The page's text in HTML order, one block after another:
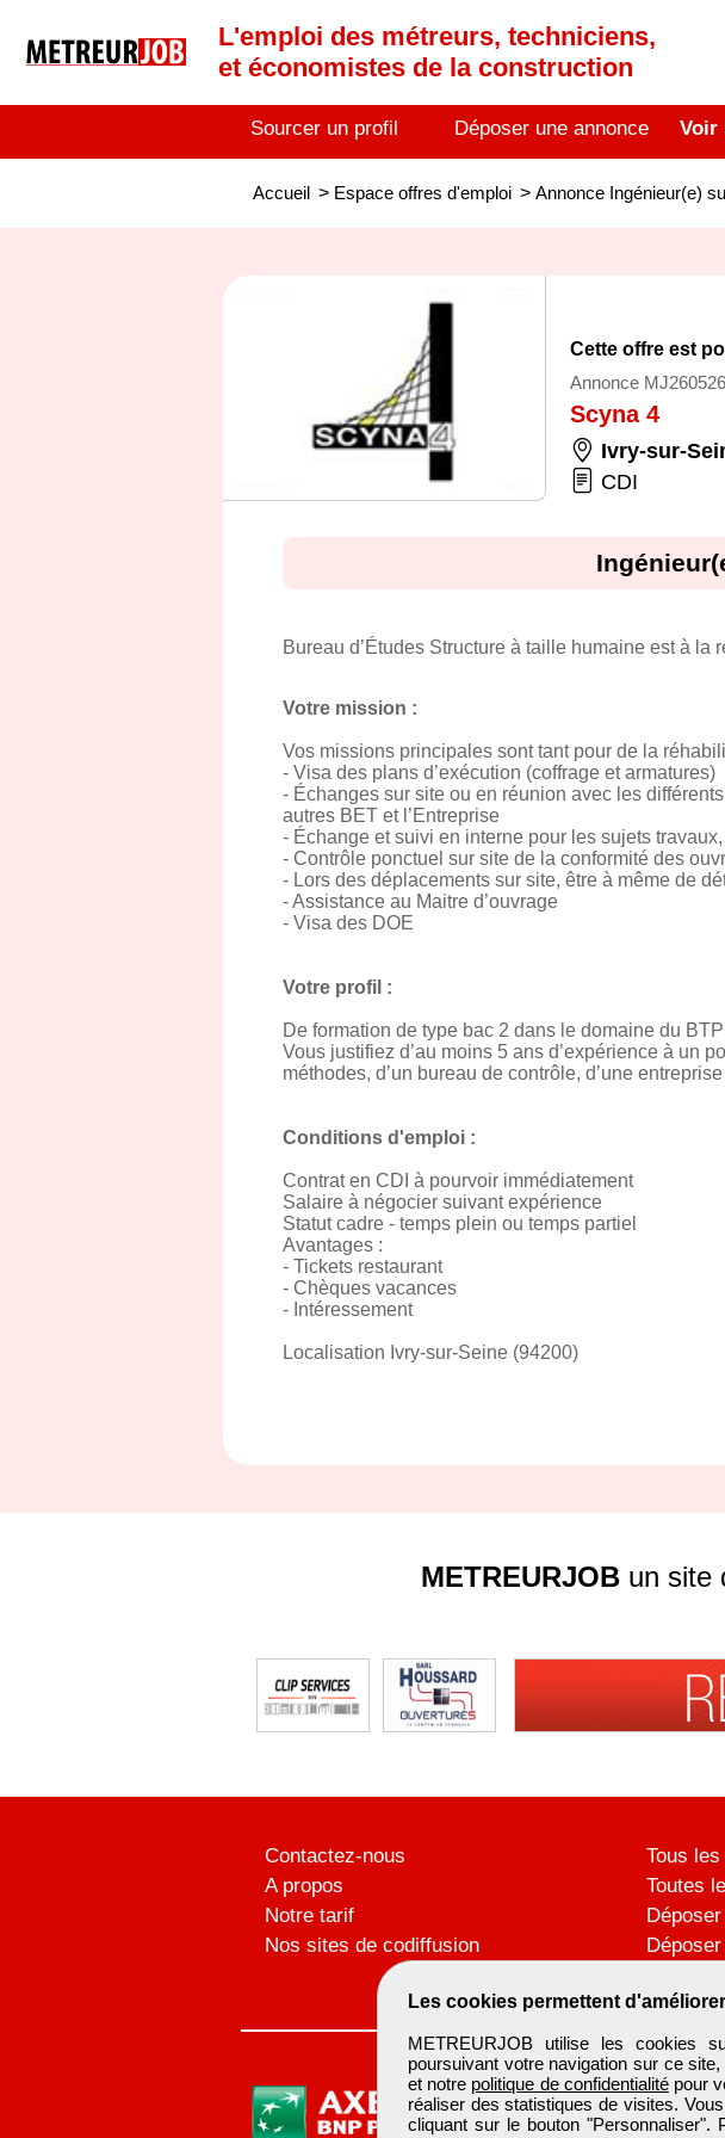
L'emploi des métreurs, techniciens,
et économistes de la construction
Sourcer un profil Déposer une annonce Voir
Accueil > Espace offres d'emploi > Annonce Ingénieur(e)
Cette offre est
Annonce
Scyna 4
Ivry-sur-
CDI
Bureau d’Études Structure à taille humaine est à la
Votre mission :
Vos missions principales sont tant pour de la
- Visa des plans d’exécution (coffrage et armatures)
- Échanges sur site ou en réunion avec les
autres BET et l’Entreprise
- Échange et suivi en interne pour les sujets
- Contrôle ponctuel sur site de la conformité des
- Lors des déplacements sur site, être à même de
- Assistance au Maitre d’ouvrage
- Visa des DOE
Votre profil :
De formation de type bac 2 dans le domaine du BTP
Vous justifiez d’au moins 5 ans d’expérience à un
méthodes, d’un bureau de contrôle, d’une
Conditions d'emploi :
Contrat en CDI à pourvoir immédiatement
Salaire à négocier suivant expérience
Statut cadre - temps plein ou temps partiel
Avantages :
- Tickets restaurant
- Chèques vacances
- Intéressement
Localisation Ivry-sur-Seine (94200)
Les cookies permettent
METREURJOB utilise les cookies
poursuivant votre navigation sur ce
et notre politique de confidentialitépour
réaliser des statistiques de visites.
cliquant sur le bouton
METREURJOB un site
Contactez-nous
A propos
Notre tarif
Nos sites de codiffusion
Tous
Toutes